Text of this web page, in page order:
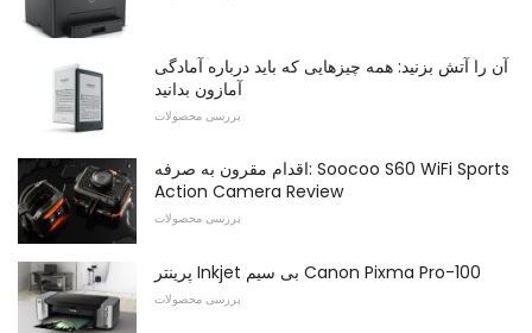
آن را آتش بزنید: همه چیزهایی که باید درباره آمادگی
آمازون بدانید
بررسی محصولات
اقدام مقرون به صرفه: Soocoo S60 WiFi Sports
Action Camera Review
بررسی محصولات
پرینتر Inkjet بی سیم Canon Pixma Pro-100
بررسی محصولات